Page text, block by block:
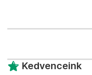
Kedvenceink